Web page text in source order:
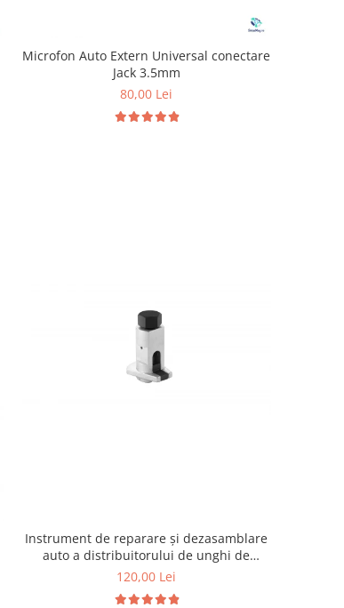
Microfon Auto Extern Universal conectare
Jack 3.5mm
80,00 Lei
Instrument de reparare și dezasamblare
auto a distribuitorului de unghi de
elevație
120,00 Lei